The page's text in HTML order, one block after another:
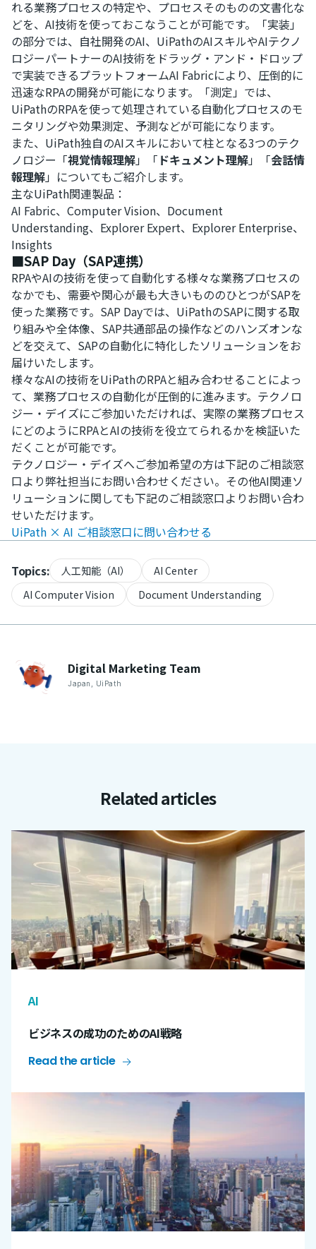
れる業務プロセスの特定や、プロセスそのものの文書化な
どを、AI技術を使っておこなうことが可能です。「実装」
の部分では、自社開発のAI、UiPathのAIスキルやAIテクノ
ロジーパートナーのAI技術をドラッグ・アンド・ドロップ
で実装できるプラットフォームAI Fabricにより、圧倒的に
迅速なRPAの開発が可能になります。「測定」では、
UiPathのRPAを使って処理されている自動化プロセスのモ
ニタリングや効果測定、予測などが可能になります。
また、UiPath独自のAIスキルにおいて柱となる3つのテク
ノロジー「視覚情報理解」「 ドキュメント理解」「会話情
報理解」についてもご紹介します。
主なUiPath関連製品：
AI Fabric、Computer Vision、Document
Understanding、Explorer Expert、Explorer Enterprise、
Insights
■SAP Day（SAP連携）
RPAやAIの技術を使って自動化する様々な業務プロセスの
なかでも、需要や関心が最も大きいもののひとつがSAPを
使った業務です。SAP Dayでは、UiPathのSAPに関する取
り組みや全体像、SAP共通部品の操作などのハンズオンな
どを交えて、SAPの自動化に特化したソリューションをお
届けいたします。
様々なAIの技術をUiPathのRPAと組み合わせることによっ
て、業務プロセスの自動化が圧倒的に進みます。テクノロ
ジー・デイズにご参加いただければ、実際の業務プロセス
にどのようにRPAとAIの技術を役立てられるかを検証いた
だくことが可能です。
テクノロジー・デイズへご参加希望の方は下記のご相談窓
口より弊社担当にお問い合わせください。その他AI関連ソ
リューションに関しても下記のご相談窓口よりお問い合わ
せいただけます。
UiPath × AI ご相談窓口に問い合わせる
Topics: 人工知能（AI）
AI Center
AI Computer Vision
Document Understanding
Digital Marketing Team
Japan UiPath
Related articles
AI
ビジネスの成功のためのAI戦略
Read the article